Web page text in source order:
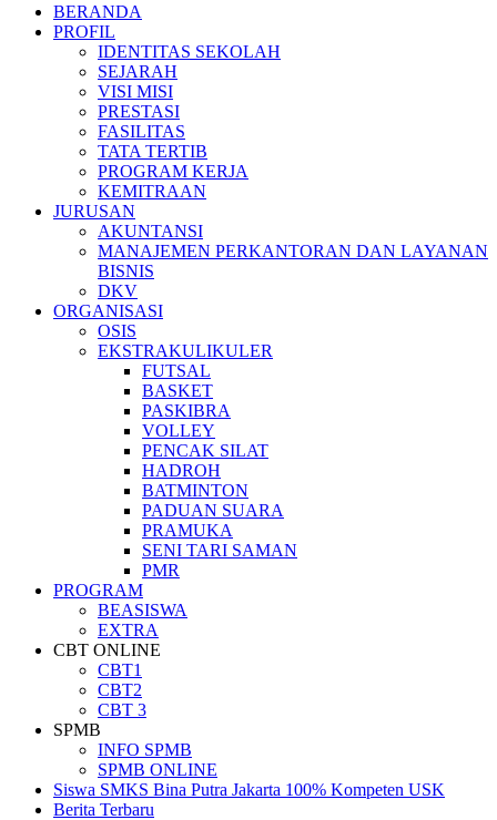
BERANDA
PROFIL
IDENTITAS SEKOLAH
SEJARAH
VISI MISI
PRESTASI
FASILITAS
TATA TERTIB
PROGRAM KERJA
KEMITRAAN
JURUSAN
AKUNTANSI
MANAJEMEN PERKANTORAN DAN LAYANAN
BISNIS
DKV
ORGANISASI
OSIS
EKSTRAKULIKULER
FUTSAL
BASKET
PASKIBRA
VOLLEY
PENCAK SILAT
HADROH
BATMINTON
PADUAN SUARA
PRAMUKA
SENI TARI SAMAN
PMR
PROGRAM
BEASISWA
EXTRA
CBT ONLINE
CBT1
CBT2
CBT 3
SPMB
INFO SPMB
SPMB ONLINE
Siswa SMKS Bina Putra Jakarta 100% Kompeten USK
Berita Terbaru